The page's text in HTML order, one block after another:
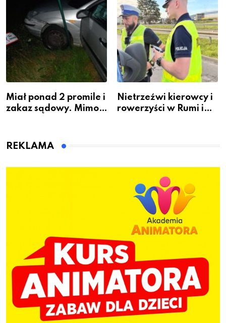
Miał ponad 2 promile i
zakaz sądowy. Mimo
Bolszewie i uderzył w
Nietrzeźwi kierowcy i
rowerzyści w Rumi i
REKLAMA